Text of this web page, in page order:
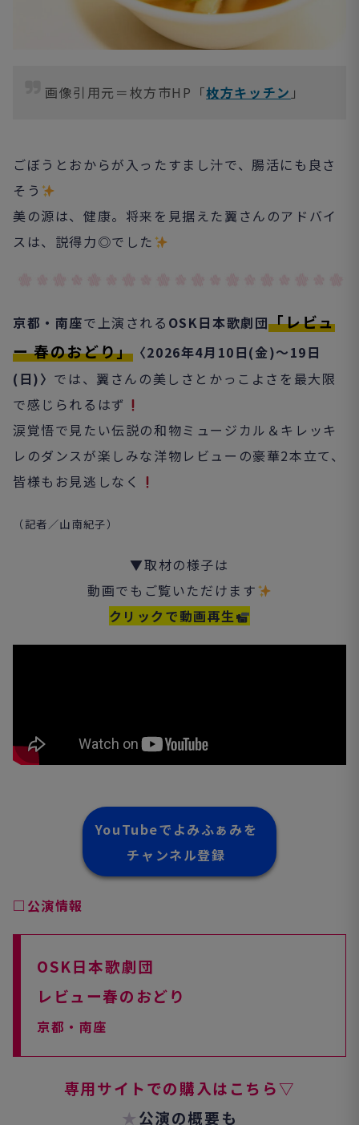
画像引用元＝枚方市HP「枚方キッチン 」
ごぼうとおからが入ったすまし汁で、腸活にも良さ
そう
美の源は、健康。将来を見据えた翼さんのアドバイ
スは、説得力◎でした
京都・南座で上演される OSK日本歌劇団「レビュ
ー 春のおどり」〈2026年4月10日(金)～19日
(日)〉 では、翼さんの美しさとかっこよさを最大限
で感じられるはず
涙覚悟で見たい伝説の和物ミュージカル＆キレッキ
レのダンスが楽しみな洋物レビューの豪華2本立て、
皆様もお見逃しなく
（記者／山南紀子）
▼取材の様子は
動画でもご覧いただけます
クリックで動画再生
YouTubeでよみふぁみを
チャンネル登録
□公演情報
OSK日本歌劇団
レビュー春のおどり
京都・南座
専用サイトでの購入はこちら▽
★公演の概要も